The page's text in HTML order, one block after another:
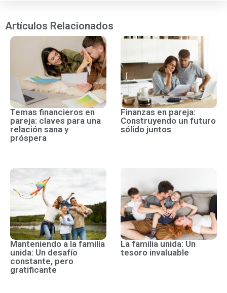
Artículos Relacionados
Temas financieros en
pareja: claves para una
relación sana y
próspera
Finanzas en pareja:
Construyendo un futuro
sólido juntos
Manteniendo a la familia
unida: Un desafío
constante, pero
gratificante
La familia unida: Un
tesoro invaluable